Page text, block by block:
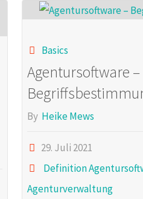
Basics
Agentursoftware –
By Heike Mews
29. Juli 2021
Definition
Agenturverwaltung